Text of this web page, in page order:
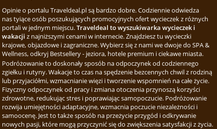
Opinie o portalu Traveldeal.pl są bardzo dobre. Codziennie odwiedza
nas tyiące osób poszukujących promocyjnych ofert wycieczek z różnych
portali w jednym miejscu.Traveldeal to wyszukiwarka wycieczek i
wakacji z najniższymi cenami w internecie. Znajdziesz tu wycieczki
krajowe, objazdowe i zagraniczne. Wybierz się z nami we dwoje do SPA &
Wellness, odkryj Bestsellery - jeziora, hotele premium i ciekawe miasta.
Podróżowanie to doskonały sposób na odpoczynek od codziennego
zgiełku i rutyny. Wakacje to czas na spędzenie bezcennych chwil z rodziną
lub przyjaciółmi, wzmacnianie więzi i tworzenie wspomnień na całe życie.
Fizyczny odpoczynek od pracy i zmiana otoczenia przynoszą korzyści
zdrowotne, redukując stres i poprawiając samopoczucie. Podróżowanie
rozwija umiejętności adaptacyjne, wzmacnia poczucie niezależności i
samoocenę. Jest to także sposób na przeżycie przygód i odkrywanie
nowych pasji, które mogą przyczynić się do zwiększenia satysfakcji z życia.